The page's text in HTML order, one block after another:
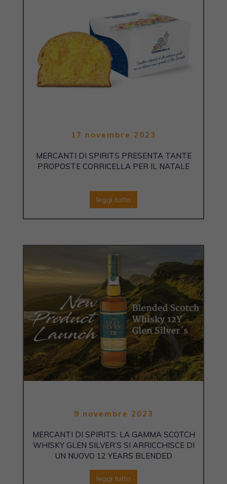
17 novembre 2023
MERCANTI DI SPIRITS PRESENTA TANTE
PROPOSTE CORRICELLA PER IL NATALE
leggi tutto
9 novembre 2023
MERCANTI DI SPIRITS: LA GAMMA SCOTCH
WHISKY GLEN SILVER’S SI ARRICCHISCE DI
UN NUOVO 12 YEARS BLENDED
leggi tutto